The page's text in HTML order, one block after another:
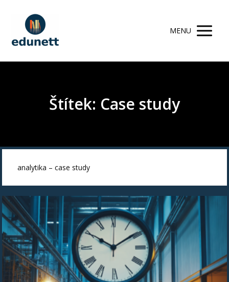
MENU
Štítek: Case study
analytika – case study